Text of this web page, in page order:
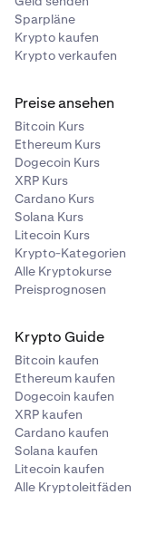
Sparpläne
Krypto kaufen
Krypto verkaufen
Preise ansehen
Bitcoin Kurs
Ethereum Kurs
Dogecoin Kurs
XRP Kurs
Cardano Kurs
Solana Kurs
Litecoin Kurs
Krypto-Kategorien
Alle Kryptokurse
Preisprognosen
Krypto Guide
Bitcoin kaufen
Ethereum kaufen
Dogecoin kaufen
XRP kaufen
Cardano kaufen
Solana kaufen
Litecoin kaufen
Alle Kryptoleitfäden